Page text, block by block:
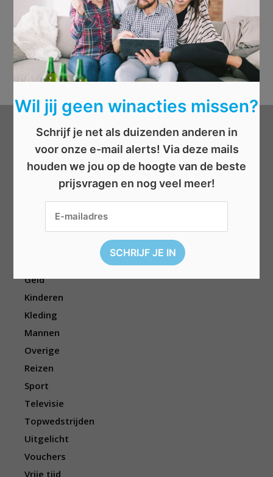
Categorieën
Beauty
Geld
Kinderen
Kleding
Mannen
Overige
Reizen
Sport
Televisie
Topwedstrijden
Uitgelicht
Vouchers
Vrije tijd
Wil jij geen winacties missen?
Schrijf je net als duizenden anderen in
voor onze e-mail alerts! Via deze mails
houden we jou op de hoogte van de beste
prijsvragen en nog veel meer!